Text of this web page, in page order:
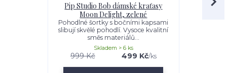
Pip Studio Bob dámské kraťasy
Moon Delight, zelené
Pohodlné šortky s bočními kapsami
slibují skvělé pohodlí. Vysoce kvalitní
směs materiálů...
999 Kč 499 Kč/ks
Skladem > 6 ks
Pip